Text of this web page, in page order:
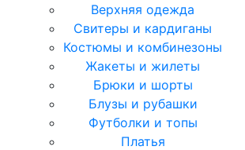
Верхняя одежда
Свитеры и кардиганы
Костюмы и комбинезоны
Жакеты и жилеты
Брюки и шорты
Блузы и рубашки
Футболки и топы
Платья